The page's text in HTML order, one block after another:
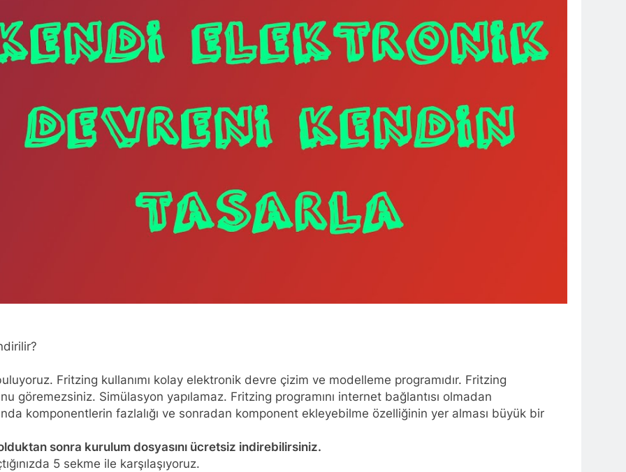
Fritzing kullanımı kolay elektronik devre çizim ve modelleme programıdır. Fritzing
göremezsiniz. Simülasyon yapılamaz. Fritzing programını internet bağlantısı olmadan
komponentlerin fazlalığı ve sonradan komponent ekleyebilme özelliğinin yer alması büyük bir
sonra kurulum dosyasını ücretsiz indirebilirsiniz.
5 sekme ile karşılaşıyoruz.